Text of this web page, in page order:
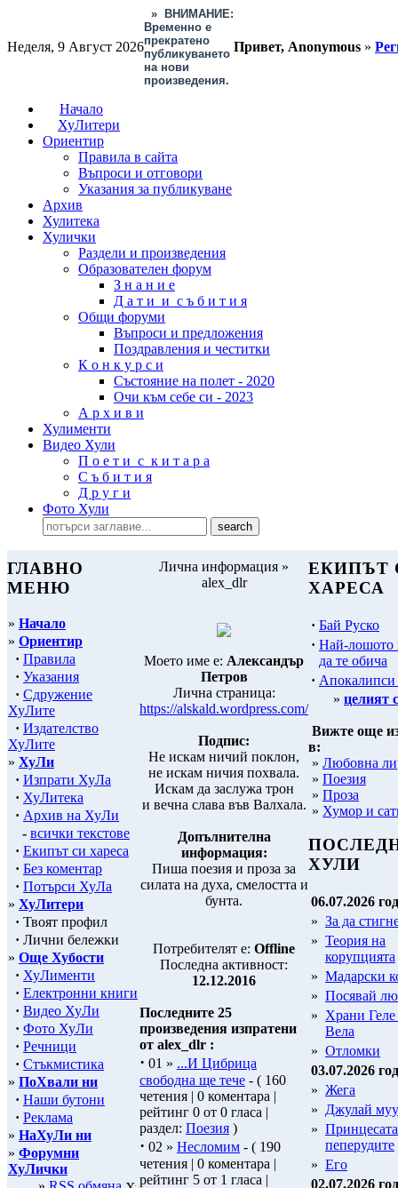
Неделя, 9 Август 2026
»
ВНИМАНИЕ:
Временно е
прекратено
публикуването
на нови
произведения.
Привет, Anonymous »
Начало
ХуЛитери
Ориентир
Правила в сайта
Въпроси и отговори
Указания за публикуване
Архив
Хулитека
Хулички
Раздели и произведения
Образователен форум
З н а н и е
Д а т и и с ъ б и т и я
Общи форуми
Въпроси и предложения
Поздравления и честитки
К о н к у р с и
Състояние на полет - 2020
Очи към себе си - 2023
А р х и в и
Хулименти
Видео Хули
П о е т и с к и т а р а
С ъ б и т и я
Д р у г и
Фото Хули
ГЛАВНО
МЕНЮ
» Начало
» Ориентир
· Правила
· Указания
· Сдружение
ХуЛите
· Издателство
ХуЛите
» ХуЛи
· Изпрати ХуЛа
· ХуЛитека
· Архив на ХуЛи
- всички текстове
· Екипът си хареса
· Без коментар
· Потърси ХуЛа
» ХуЛитери
· Твоят профил
· Лични бележки
» Още Хубости
· ХуЛименти
· Електронни книги
· Видео ХуЛи
· Фото ХуЛи
· Речници
· Стъкмистика
» ПоХвали ни
· Наши бутони
· Реклама
» НаХуЛи ни
» Форумни
ХуЛички
Лична информация »
alex_dlr
Моето име е: Александър
Петров
Лична страница:
https://alskald.wordpress.com/
Подпис:
Не искам ничий поклон,
не искам ничия похвала.
Искам да заслужа трон
и вечна слава във Валхала.
Допълнителна
информация:
Пиша поезия и проза за
силата на духа, смелостта и
бунта.
Потребителят е: Offline
Последна активност:
12.12.2016
Последните 25
произведения изпратени
от alex_dlr :
· 01 » ...И Цибрица
свободна ще тече - ( 160
четения | 0 коментара |
рейтинг 0 от 0 гласа |
раздел: Поезия )
· 02 » Несломим - ( 190
четения | 0 коментара |
рейтинг 5 от 1 гласа |
ЕКИПЪТ
ХАРЕСА
· Бай Руско
· Най-лошото
да те обича
· Апокалипси
» целият
Вижте още
в:
» Любовна
» Поезия
» Проза
» Хумор и
ХУЛИ
06.07.2026
» За да
» Теория на
корупцията
» Мадарски
» Посявай
» Храни Геле
Вела
» Отломки
03.07.2026
» Жега
» Джулай
»
пеперудите
» Его
02.07.2026